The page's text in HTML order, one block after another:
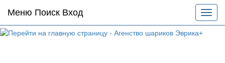
Основное
меню
по
Меню Поиск Вход
меню